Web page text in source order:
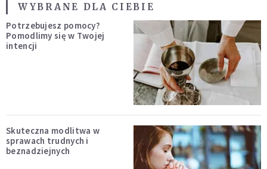
WYBRANE DLA CIEBIE
Potrzebujesz pomocy?
Pomodlimy się w Twojej
intencji
Skuteczna modlitwa w
sprawach trudnych i
beznadziejnych